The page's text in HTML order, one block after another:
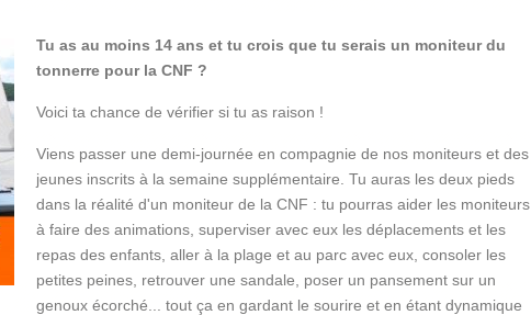
Tu as au moins 14 ans et tu crois que tu serais un moniteur du
tonnerre pour la CNF ?
Voici ta chance de vérifier si tu as raison !
Viens passer une demi-journée en compagnie de nos moniteurs et des
jeunes inscrits à la semaine supplémentaire. Tu auras les deux pieds
dans la réalité d'un moniteur de la CNF : tu pourras aider les moniteurs
à faire des animations, superviser avec eux les déplacements et les
repas des enfants, aller à la plage et au parc avec eux, consoler les
petites peines, retrouver une sandale, poser un pansement sur un
genoux écorché... tout ça en gardant le sourire et en étant dynamique